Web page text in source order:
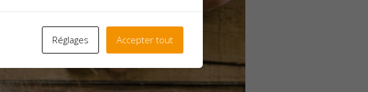
Réglages Accepter tout